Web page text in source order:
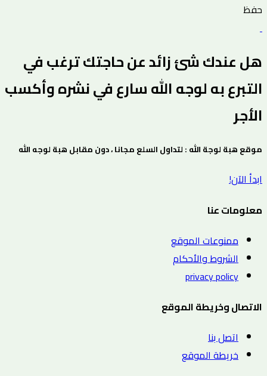
حفظ
هل عندك شئ زائد عن حاجتك ترغب في
التبرع به لوجه الله سارع في نشره وأكسب
الأجر
موقع هبة لوجة الله : لتداول السلع مجانا ، دون مقابل هبة لوجه الله
ابدأ الآن!
معلومات عنا
ممنوعات الموقع
الشروط والأحكام
privacy policy
الاتصال وخريطة الموقع
اتصل بنا
خريطة الموقع